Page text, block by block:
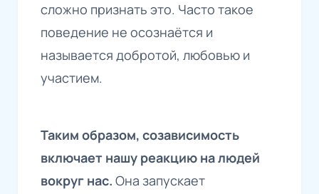
сложно признать это. Часто такое
поведение не осознаётся и
называется добротой, любовью и
участием.
Таким образом, созависимость
включает нашу реакцию на людей
вокруг нас. Она запускает